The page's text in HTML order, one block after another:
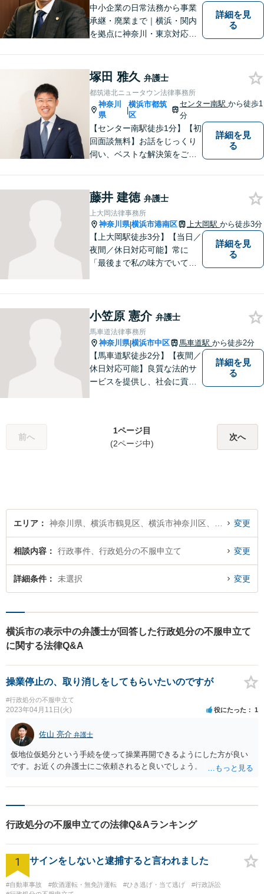
中小企業の日常法務から事業
承継・廃業まで｜横浜・関内
を拠点に神奈川・東京対応
詳細を見
る
塚田 雅久 弁護士
都筑港北ニュータウン法律事務所
神奈川
県
|
横浜市都筑
区
センター南駅から徒歩1
分
【センター南駅徒歩1分】【初
回面談無料】お話をじっくり
伺い、ベストな解決策をご一
難解な用語は極力用いずに平
易かつ具体的な説明を心がけ
ていますので、まずは一度お
気軽にご相談頂ければと思い
ます。
詳細を見
る
藤井 建徳 弁護士
上大岡法律事務所
神奈川県|横浜市港南区 上大岡駅 から徒歩3分
【上大岡駅徒歩3分】【当日／
夜間／休日対応可能】常に
「最後まで私の味方でいてく
の法律事務所として皆様のお
力になれればと考えておりま
す。
詳細を見
る
小笠原 憲介 弁護士
馬車道法律事務所
神奈川県|横浜市中区 馬車道駅 から徒歩2分
【馬車道駅徒歩2分】【夜間／
休日対応可能】良質な法的サ
ービスを提供し、社会に貢献
など、幅広く対応可能。【地
域に根ざした弁護士】どうぞ
詳細を見
る
前へ
1ページ目
(2ページ中)
次へ
エリア 変更
相談内容 行政事件、行政処分の不服申立て 変更
詳細条件 未選択 変更
横浜市の表示中の弁護士が回答した行政処分の不服申立て
に関する法律Q&A
操業停止の、取り消しをしてもらいたいのですが
#行政処分の不服申立て
2023年04月11日(火) 役にたった 1
佐山 亮介 弁護士
仮地位仮処分という手続を使って操業再開できるようにした方が良い
です。お近くの弁護士にご依頼されると良いでしょう。
行政処分の不服申立ての法律Q&Aランキング
1 サインをしないと逮捕すると言われました
#自動車事故 #飲酒運転・無免許運転 #ひき逃げ・当て逃げ
#行政訴訟